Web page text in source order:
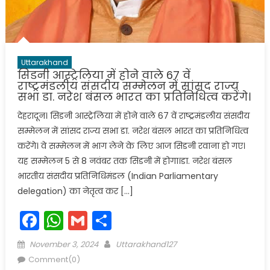
Uttarakhand
सिडनी आस्ट्रेलिया में होने वाले 67 वें
राष्ट्रमंडलीय संसदीय सम्मेलन में सांसद राज्य
सभा डा. नरेश बंसल भारत का प्रतिनिधित्व करेंगे।
देहरादून। सिडनी आस्ट्रेलिया में होने वाले 67 वें राष्ट्रमंडलीय संसदीय
सम्मेलन में सांसद राज्य सभा डा. नरेश बंसल भारत का प्रतिनिधित्व
करेंगे। वे सम्मेलन में भाग लेने के लिए आज सिडनी रवाना हो गए।
यह सम्मेलन 5 से 8 नवंबर तक सिडनी में होगा।डा. नरेश बंसल
भारतीय संसदीय प्रतिनिधिमंडल (Indian Parliamentary
delegation) का नेतृत्व कर […]
Facebook
WhatsApp
GmailShare
Posted
on
November 3, 2024 Author
Uttarakhand127
Comment(0)